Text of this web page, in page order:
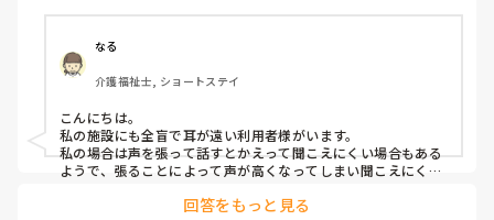
かり、痛めてしまうことがあります。
みなさんの職場で、このような方と関わる際に工夫している
ことや、喉に負担をかけずに意思疎通ができる良い方法など
があればぜひ教えていただきたいです。
よろしくお願いします。
なる
介護福祉士, ショートステイ
こんにちは。
私の施設にも全盲で耳が遠い利用者様がいます。
私の場合は声を張って話すとかえって聞こえにくい場合もある
ようで、張ることによって声が高くなってしまい聞こえにくい
回答をもっと見る